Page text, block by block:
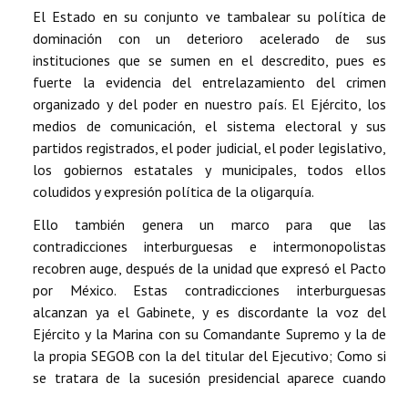
El Estado en su conjunto ve tambalear su política de
dominación con un deterioro acelerado de sus
instituciones que se sumen en el descredito, pues es
fuerte la evidencia del entrelazamiento del crimen
organizado y del poder en nuestro país. El Ejército, los
medios de comunicación, el sistema electoral y sus
partidos registrados, el poder judicial, el poder legislativo,
los gobiernos estatales y municipales, todos ellos
coludidos y expresión política de la oligarquía.
Ello también genera un marco para que las
contradicciones interburguesas e intermonopolistas
recobren auge, después de la unidad que expresó el Pacto
por México. Estas contradicciones interburguesas
alcanzan ya el Gabinete, y es discordante la voz del
Ejército y la Marina con su Comandante Supremo y la de
la propia SEGOB con la del titular del Ejecutivo; Como si
se tratara de la sucesión presidencial aparece cuando